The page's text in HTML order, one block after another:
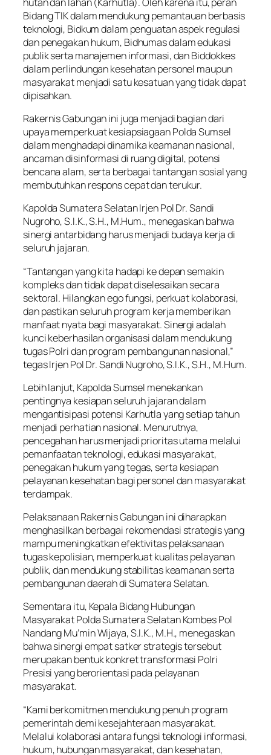
Bidang TIK dalam mendukung pemantauan berbasis
teknologi, Bidkum dalam penguatan aspek regulasi
dan penegakan hukum, Bidhumas dalam edukasi
publik serta manajemen informasi, dan Biddokkes
dalam perlindungan kesehatan personel maupun
masyarakat menjadi satu kesatuan yang tidak dapat
dipisahkan.
Rakernis Gabungan ini juga menjadi bagian dari
upaya memperkuat kesiapsiagaan Polda Sumsel
dalam menghadapi dinamika keamanan nasional,
ancaman disinformasi di ruang digital, potensi
bencana alam, serta berbagai tantangan sosial yang
membutuhkan respons cepat dan terukur.
Kapolda Sumatera Selatan Irjen Pol Dr. Sandi
Nugroho, S.I.K., S.H., M.Hum., menegaskan bahwa
sinergi antarbidang harus menjadi budaya kerja di
seluruh jajaran.
“Tantangan yang kita hadapi ke depan semakin
kompleks dan tidak dapat diselesaikan secara
sektoral. Hilangkan ego fungsi, perkuat kolaborasi,
dan pastikan seluruh program kerja memberikan
manfaat nyata bagi masyarakat. Sinergi adalah
kunci keberhasilan organisasi dalam mendukung
tugas Polri dan program pembangunan nasional,”
tegas Irjen Pol Dr. Sandi Nugroho, S.I.K., S.H., M.Hum.
Lebih lanjut, Kapolda Sumsel menekankan
pentingnya kesiapan seluruh jajaran dalam
mengantisipasi potensi Karhutla yang setiap tahun
menjadi perhatian nasional. Menurutnya,
pencegahan harus menjadi prioritas utama melalui
pemanfaatan teknologi, edukasi masyarakat,
penegakan hukum yang tegas, serta kesiapan
pelayanan kesehatan bagi personel dan masyarakat
terdampak.
Pelaksanaan Rakernis Gabungan ini diharapkan
menghasilkan berbagai rekomendasi strategis yang
mampu meningkatkan efektivitas pelaksanaan
tugas kepolisian, memperkuat kualitas pelayanan
publik, dan mendukung stabilitas keamanan serta
pembangunan daerah di Sumatera Selatan.
Sementara itu, Kepala Bidang Hubungan
Masyarakat Polda Sumatera Selatan Kombes Pol
Nandang Mu’min Wijaya, S.I.K., M.H., menegaskan
bahwa sinergi empat satker strategis tersebut
merupakan bentuk konkret transformasi Polri
Presisi yang berorientasi pada pelayanan
masyarakat.
“Kami berkomitmen mendukung penuh program
pemerintah demi kesejahteraan masyarakat.
Melalui kolaborasi antara fungsi teknologi informasi,
hukum, hubungan masyarakat, dan kesehatan,